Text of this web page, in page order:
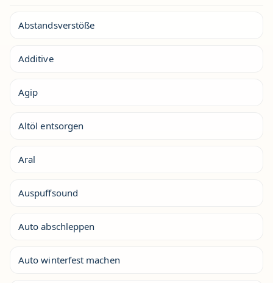
Abstandsverstöße
Additive
Agip
Altöl entsorgen
Aral
Auspuffsound
Auto abschleppen
Auto winterfest machen